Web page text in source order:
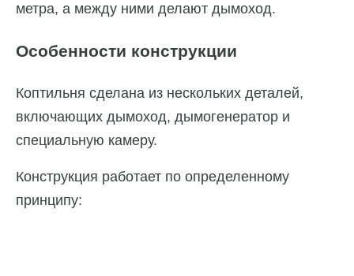
метра, а между ними делают дымоход.
Особенности конструкции
Коптильня сделана из нескольких деталей,
включающих дымоход, дымогенератор и
специальную камеру.
Конструкция работает по определенному
принципу: